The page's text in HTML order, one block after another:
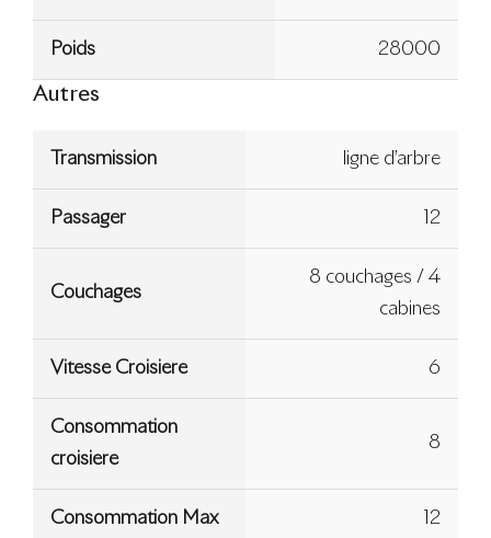
Poids 28000
Autres
Transmission ligne d’arbre
Passager 12
Couchages
8 couchages / 4
cabines
Vitesse Croisiere 6
Consommation
croisiere
8
Consommation Max 12